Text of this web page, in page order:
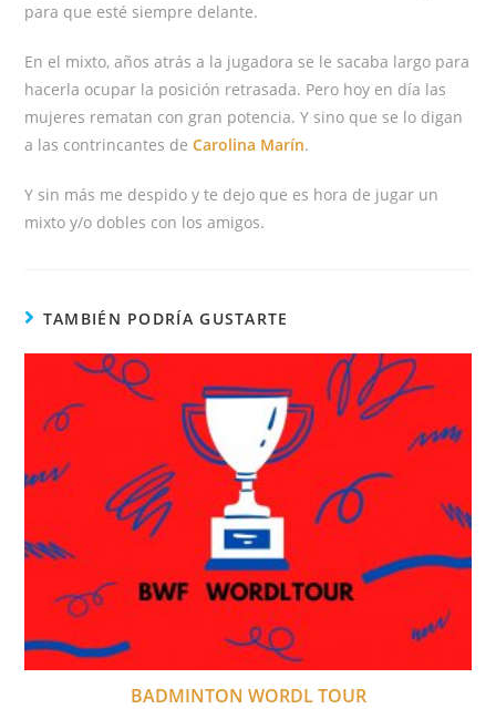
para que esté siempre delante.
En el mixto, años atrás a la jugadora se le sacaba largo para
hacerla ocupar la posición retrasada. Pero hoy en día las
mujeres rematan con gran potencia. Y sino que se lo digan
a las contrincantes deCarolina Marín.
Y sin más me despido y te dejo que es hora de jugar un
mixto y/o dobles con los amigos.
TAMBIÉN PODRÍA GUSTARTE
BADMINTON WORDL TOUR